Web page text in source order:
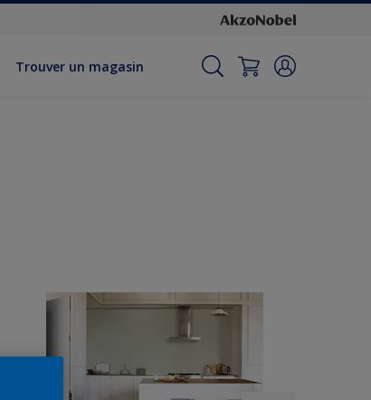
Trouver un magasin